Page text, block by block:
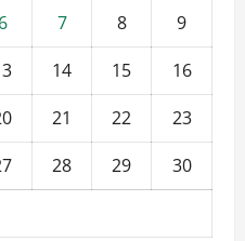
6 7 8
9
14 15
16
21 22
23
28 29
30